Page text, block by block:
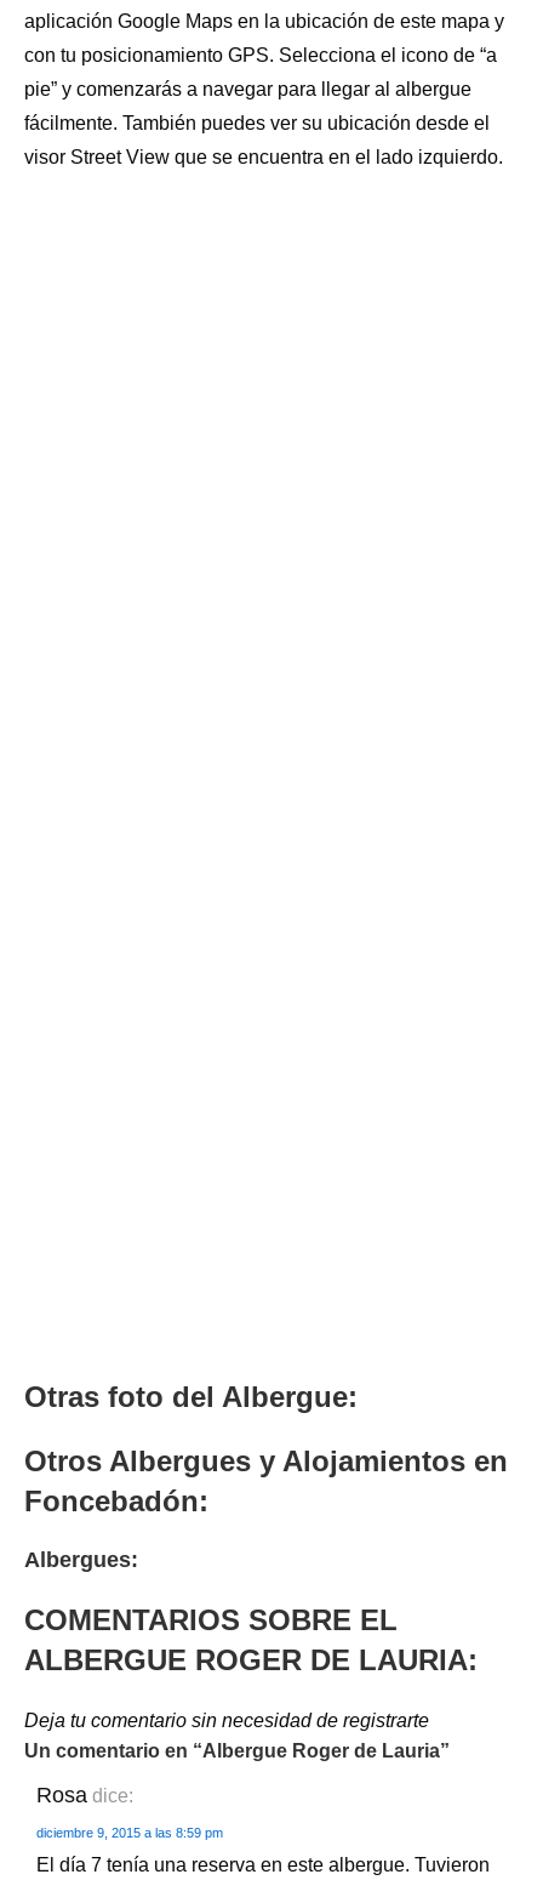
LAVADERO: NO
SECADORA: SI
RESGUARDO BICICLETAS: SI
ESTABLO: NO(En el Club hípico de León)
aplicación Google Maps en la ubicación de este mapa y
con tu posicionamiento GPS. Selecciona el icono de “a
pie” y comenzarás a navegar para llegar al albergue
fácilmente. También puedes ver su ubicación desde el
visor Street View que se encuentra en el lado izquierdo.
Otras foto del Albergue:
Otros Albergues y Alojamientos en
Foncebadón:
Albergues:
COMENTARIOS SOBRE EL
ALBERGUE ROGER DE LAURIA:
Deja tu comentario sin necesidad de registrarte
Un comentario en “Albergue Roger de Lauria”
Rosa dice:
diciembre 9, 2015 a las 8:59 pm
El día 7 tenía una reserva en este albergue. Tuvieron